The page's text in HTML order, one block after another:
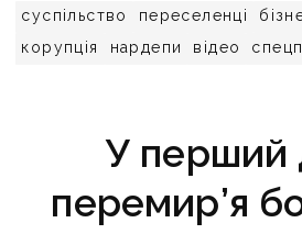
суспільство переселенці
корупція
нардепи відео
У перший
перемир’я